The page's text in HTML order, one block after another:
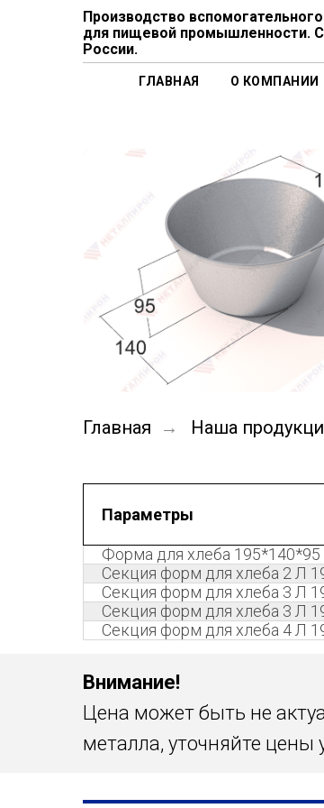
Производство
для пищевой промышленности.
России.
ГЛАВНАЯ О КОМПАНИИ
Главная → Наша
Параметры
Форма для хлеба 195*140*95
Секция форм для хлеба 2 Л
Секция форм для хлеба 3 Л
Секция форм для хлеба 3 Л
Секция форм для хлеба 4 Л
Внимание!
Цена может быть не
металла, уточняйте цены